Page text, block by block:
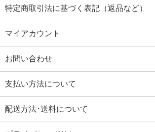
特定商取引法に基づく表記（返品など）
マイアカウント
お問い合わせ
支払い方法について
配送方法･送料について